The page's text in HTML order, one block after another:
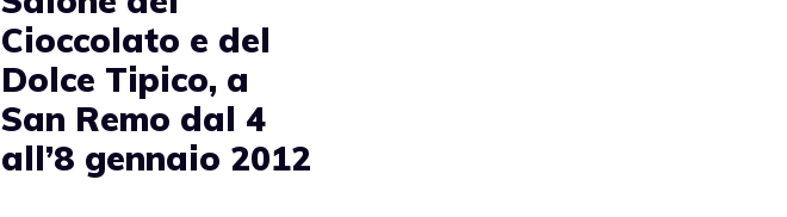
Cioccolato e del
Dolce Tipico, a
San Remo dal 4
all’8 gennaio 2012